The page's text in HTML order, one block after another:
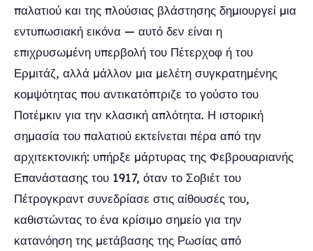
παλατιού και της πλούσιας βλάστησης δημιουργεί μια
εντυπωσιακή εικόνα — αυτό δεν είναι η
επιχρυσωμένη υπερβολή του Πέτερχοφ ή του
Ερμιτάζ, αλλά μάλλον μια μελέτη συγκρατημένης
κομψότητας που αντικατόπτριζε το γούστο του
Ποτέμκιν για την κλασική απλότητα. Η ιστορική
σημασία του παλατιού εκτείνεται πέρα από την
αρχιτεκτονική: υπήρξε μάρτυρας της Φεβρουαριανής
Επανάστασης του 1917, όταν το Σοβιέτ του
Πέτρογκραντ συνεδρίασε στις αίθουσές του,
καθιστώντας το ένα κρίσιμο σημείο για την
κατανόηση της μετάβασης της Ρωσίας από